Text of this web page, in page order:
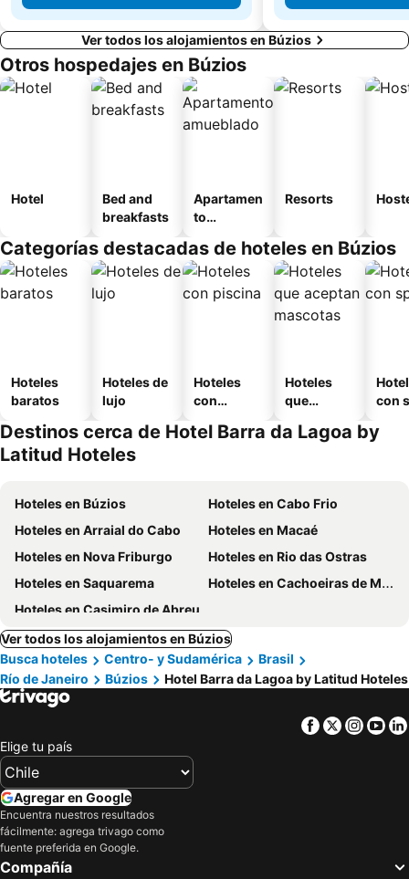
Ver todos los alojamientos en Búzios
Otros hospedajes en Búzios
Hotel
Bed and
breakfasts
Apartamen
to
o
Resorts
Categorías destacadas de hoteles en Búzios
Hoteles
baratos
Hoteles de
lujo
Hoteles
con
Hoteles
que
mascotas
con
Destinos cerca de Hotel Barra da Lagoa by
Latitud Hoteles
Hoteles en Búzios
Hoteles en Cabo Frio
Hoteles en Arraial do Cabo
Hoteles en Macaé
Hoteles en Nova Friburgo
Hoteles en Rio das Ostras
Hoteles en Saquarema
Hoteles en Cachoeiras de Macacu
Hoteles en Casimiro de Abreu
Ver todos los alojamientos en Búzios
Busca hoteles
Centro- y Sudamérica
Brasil
Río de Janeiro
Búzios Hotel Barra da Lagoa by Latitud Hoteles
Facebook
Twitter
Elige tu país
Agregar en Google
Encuentra nuestros resultados
fácilmente: agrega trivago como
fuente preferida en Google.
Compañía